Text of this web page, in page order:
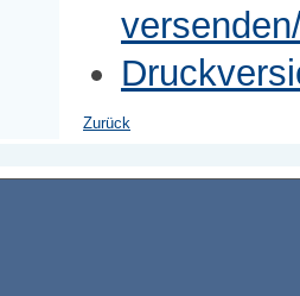
Zurück